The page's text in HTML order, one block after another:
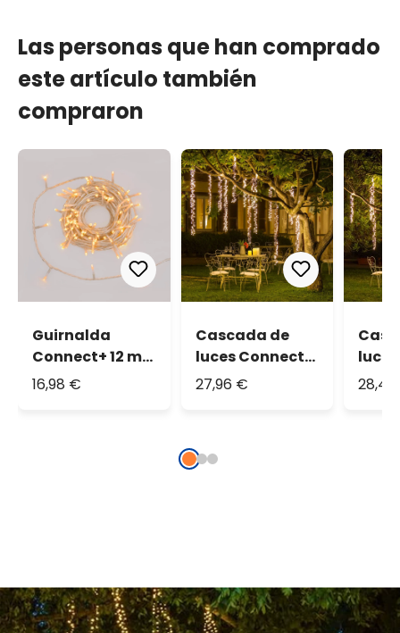
Las personas que han comprado
este artículo también
compraron
Guirnalda
Connect+ 12 m,
120 led blanco
16,98 €
Cascada de
luces Connect+
3 festones, 300
prolongable
27,96 €
3